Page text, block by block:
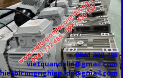
0941 732 485
vietquandolin@gmail.com